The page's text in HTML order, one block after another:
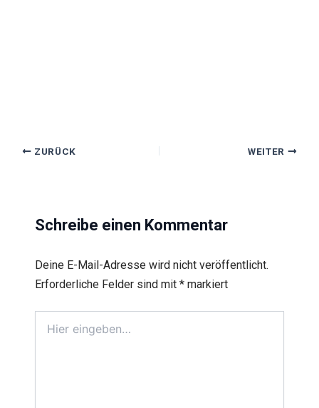
ZURÜCK WEITER
Schreibe einen Kommentar
Deine E-Mail-Adresse wird nicht veröffentlicht.
Erforderliche Felder sind mit *markiert
eingeben…